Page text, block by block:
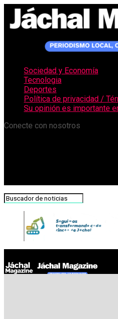
Sociedad y Economía
Tecnologia
Deportes
Política de privacidad /
Su opinión es importante
Conecte con nosotros